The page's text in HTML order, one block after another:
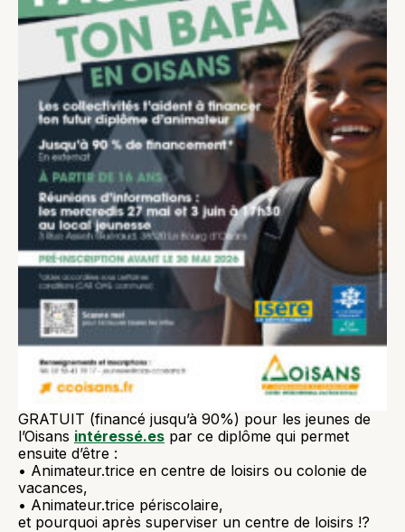
GRATUIT (financé jusqu’à 90%) pour les jeunes de
l’Oisans intéressé.es par ce diplôme qui permet
ensuite d’être :
• Animateur.trice en centre de loisirs ou colonie de
vacances,
• Animateur.trice périscolaire,
et pourquoi après superviser un centre de loisirs !?